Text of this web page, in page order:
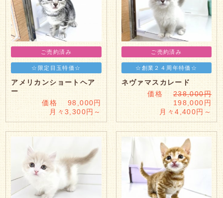
ご売約済み
☆限定目玉特価☆
アメリカンショートヘア
ー
価格 98,000円
月々3,300円～
ご売約済み
☆創業２４周年特価☆
ネヴァマスカレード
価格238,000円
198,000円
月々4,400円～